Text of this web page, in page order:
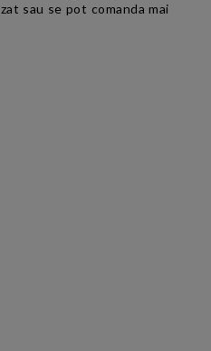
sau se pot comanda mai